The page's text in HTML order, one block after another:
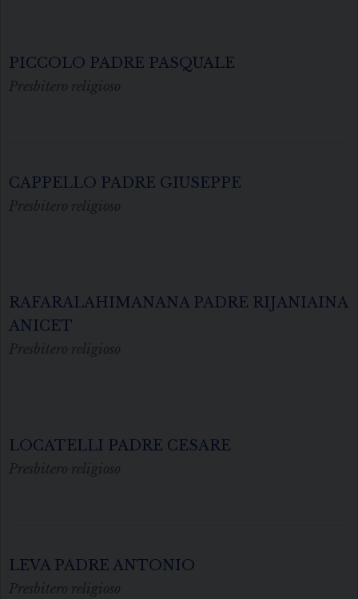
PICCOLO PADRE PASQUALE
Presbitero religioso
CAPPELLO PADRE GIUSEPPE
Presbitero religioso
RAFARALAHIMANANA PADRE RIJANIAINA
ANICET
Presbitero religioso
LOCATELLI PADRE CESARE
Presbitero religioso
LEVA PADRE ANTONIO
Presbitero religioso